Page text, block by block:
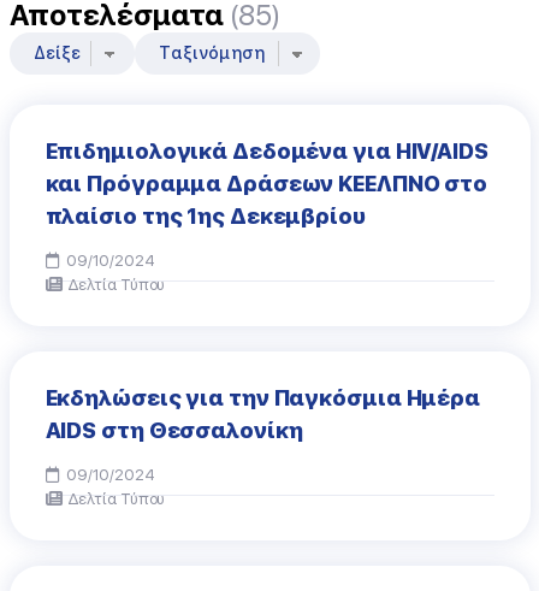
Αποτελέσματα (85)
Δείξε Ταξινόμηση
Επιδημιολογικά Δεδομένα για HIV/AIDS
και Πρόγραμμα Δράσεων ΚΕΕΛΠΝΟ στο
πλαίσιο της 1ης Δεκεμβρίου
09/10/2024
Δελτία Τύπου
Εκδηλώσεις για την Παγκόσμια Ημέρα
AIDS στη Θεσσαλονίκη
09/10/2024
Δελτία Τύπου